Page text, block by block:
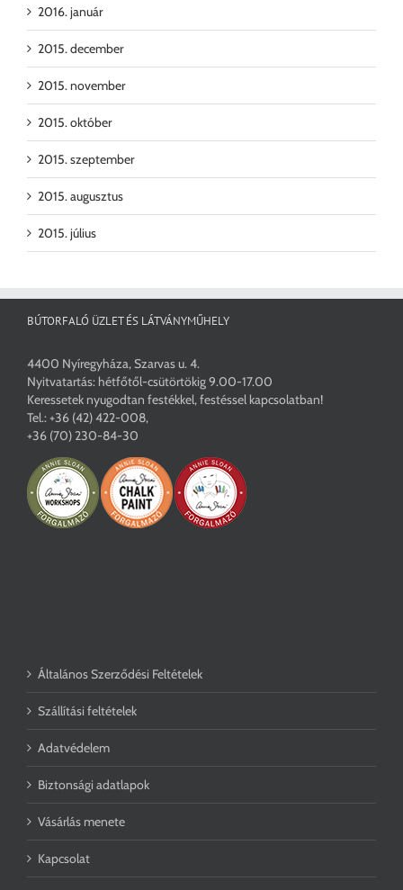
2016. január
2015. december
2015. november
2015. október
2015. szeptember
2015. augusztus
2015. július
BÚTORFALÓ ÜZLET ÉS LÁTVÁNYMŰHELY
4400 Nyíregyháza, Szarvas u. 4.
Nyitvatartás: hétfőtől-csütörtökig 9.00-17.00
Keressetek nyugodtan festékkel, festéssel kapcsolatban!
Tel.:+36 (42) 422-008,
+36 (70) 230-84-30
Általános Szerződési Feltételek
Szállítási feltételek
Adatvédelem
Biztonsági adatlapok
Vásárlás menete
Kapcsolat